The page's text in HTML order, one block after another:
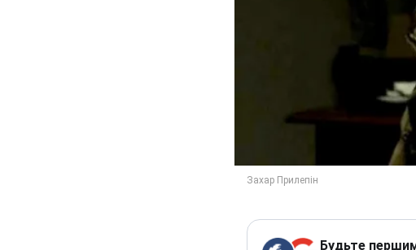
Будьте